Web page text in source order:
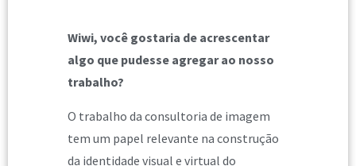
Wiwi, você gostaria de acrescentar
algo que pudesse agregar ao nosso
trabalho?
O trabalho da consultoria de imagem
tem um papel relevante na construção
da identidade visual e virtual do